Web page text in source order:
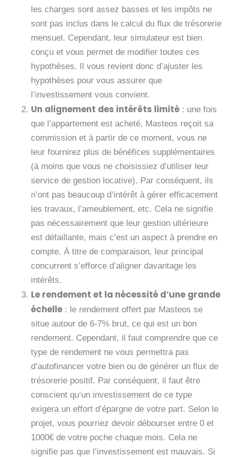
les charges sont assez basses et les impôts ne
sont pas inclus dans le calcul du flux de trésorerie
mensuel. Cependant, leur simulateur est bien
conçu et vous permet de modifier toutes ces
hypothèses. Il vous revient donc d’ajuster les
hypothèses pour vous assurer que
l’investissement vous convient.
Un alignement des intérêts limité : une fois
que l’appartement est acheté, Masteos reçoit sa
commission et à partir de ce moment, vous ne
leur fournirez plus de bénéfices supplémentaires
(à moins que vous ne choisissiez d’utiliser leur
service de gestion locative). Par conséquent, ils
n’ont pas beaucoup d’intérêt à gérer efficacement
les travaux, l’ameublement, etc. Cela ne signifie
pas nécessairement que leur gestion ultérieure
est défaillante, mais c’est un aspect à prendre en
compte. À titre de comparaison, leur principal
concurrent s’efforce d’aligner davantage les
intérêts.
Le rendement et la nécessité d’une grande
échelle : le rendement offert par Masteos se
situe autour de 6-7% brut, ce qui est un bon
rendement. Cependant, il faut comprendre que ce
type de rendement ne vous permettra pas
d’autofinancer votre bien ou de générer un flux de
trésorerie positif. Par conséquent, il faut être
conscient qu’un investissement de ce type
exigera un effort d’épargne de votre part. Selon le
projet, vous pourriez devoir débourser entre 0 et
1000€ de votre poche chaque mois. Cela ne
signifie pas que l’investissement est mauvais. Si